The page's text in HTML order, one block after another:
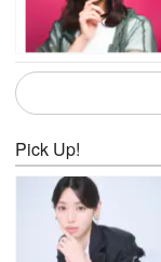
Pick Up!